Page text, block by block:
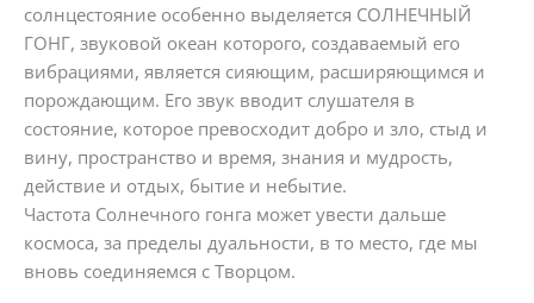
солнцестояние особенно выделяется СОЛНЕЧНЫЙ
ГОНГ, звуковой океан которого, создаваемый его
вибрациями, является сияющим, расширяющимся и
порождающим. Его звук вводит слушателя в
состояние, которое превосходит добро и зло, стыд и
вину, пространство и время, знания и мудрость,
действие и отдых, бытие и небытие.
Частота Солнечного гонга может увести дальше
космоса, за пределы дуальности, в то место, где мы
вновь соединяемся с Творцом.